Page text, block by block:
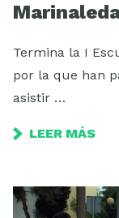
Termina la I
por la que han
asistir …
LEER MÁS